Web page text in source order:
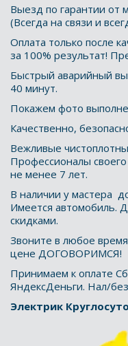
Выезд по гарантии от
(Всегда на связи и
Оплата только после
за 100% результат!
Быстрый аварийный
40 минут.
Покажем фото
Качественно,
Вежливые
Профессионалы
не менее 7 лет.
В наличии у мастера
Имеется автомобиль.
скидками.
Звоните в любое
цене ДОГОВОРИМСЯ!
Принимаем к оплате
ЯндексДеньги. Нал/
Электрик